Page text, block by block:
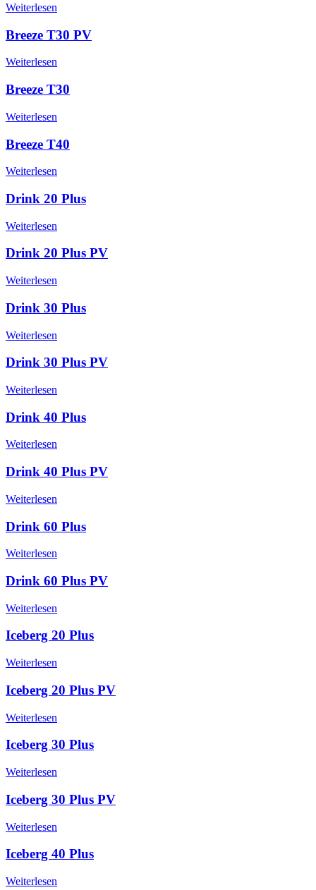
Weiterlesen
Breeze T30 PV
Weiterlesen
Breeze T30
Weiterlesen
Breeze T40
Weiterlesen
Drink 20 Plus
Weiterlesen
Drink 20 Plus PV
Weiterlesen
Drink 30 Plus
Weiterlesen
Drink 30 Plus PV
Weiterlesen
Drink 40 Plus
Weiterlesen
Drink 40 Plus PV
Weiterlesen
Drink 60 Plus
Weiterlesen
Drink 60 Plus PV
Weiterlesen
Iceberg 20 Plus
Weiterlesen
Iceberg 20 Plus PV
Weiterlesen
Iceberg 30 Plus
Weiterlesen
Iceberg 30 Plus PV
Weiterlesen
Iceberg 40 Plus
Weiterlesen